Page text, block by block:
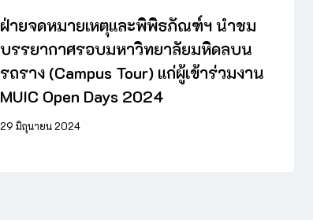
ฝ่ายจดหมายเหตุและพิพิธภัณฑ์ฯ นำชม
บรรยากาศรอบมหาวิทยาลัยมหิดลบน
รถราง (Campus Tour) แก่ผู้เข้าร่วมงาน
MUIC Open Days 2024
29 มิถุนายน 2024